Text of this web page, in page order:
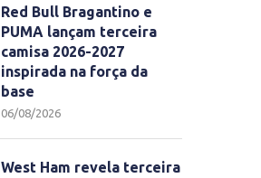
Red Bull Bragantino e
PUMA lançam terceira
camisa 2026-2027
inspirada na força da
base
06/08/2026
West Ham revela terceira